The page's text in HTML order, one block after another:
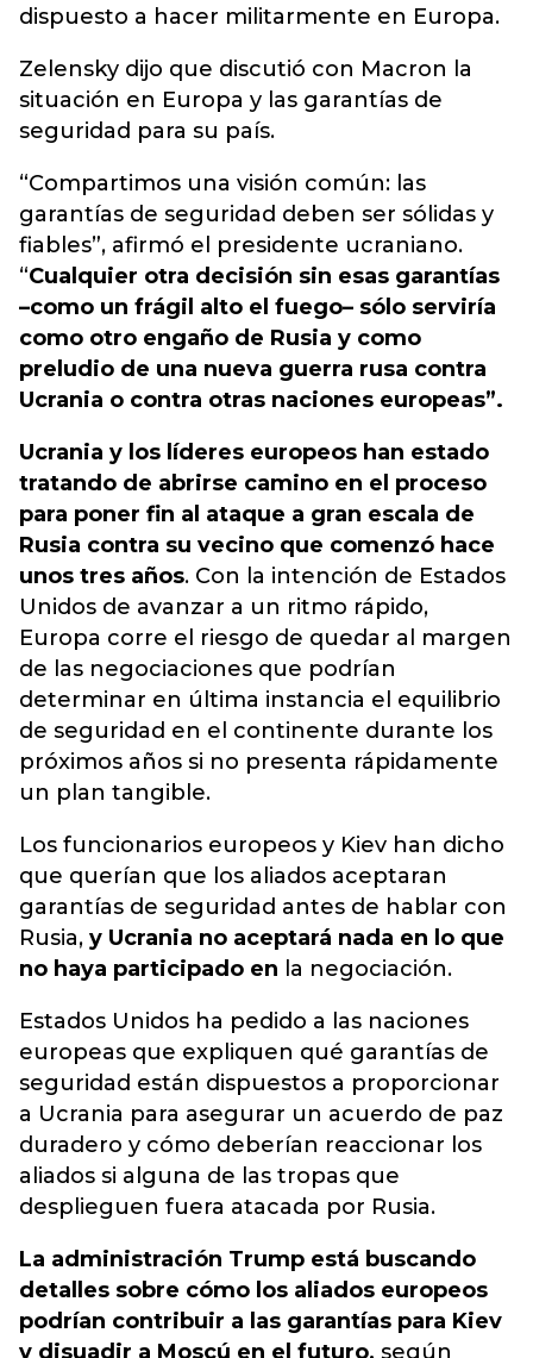
dispuesto a hacer militarmente en Europa.
Zelensky dijo que discutió con Macron la
situación en Europa y las garantías de
seguridad para su país.
“Compartimos una visión común: las
garantías de seguridad deben ser sólidas y
fiables”, afirmó el presidente ucraniano.
“Cualquier otra decisión sin esas garantías
–como un frágil alto el fuego– sólo serviría
como otro engaño de Rusia y como
preludio de una nueva guerra rusa contra
Ucrania o contra otras naciones europeas”.
Ucrania y los líderes europeos han estado
tratando de abrirse camino en el proceso
para poner fin al ataque a gran escala de
Rusia contra su vecino que comenzó hace
unos tres años. Con la intención de Estados
Unidos de avanzar a un ritmo rápido,
Europa corre el riesgo de quedar al margen
de las negociaciones que podrían
determinar en última instancia el equilibrio
de seguridad en el continente durante los
próximos años si no presenta rápidamente
un plan tangible.
Los funcionarios europeos y Kiev han dicho
que querían que los aliados aceptaran
garantías de seguridad antes de hablar con
Rusia, y Ucrania no aceptará nada en lo que
no haya participado en la negociación.
Estados Unidos ha pedido a las naciones
europeas que expliquen qué garantías de
seguridad están dispuestos a proporcionar
a Ucrania para asegurar un acuerdo de paz
duradero y cómo deberían reaccionar los
aliados si alguna de las tropas que
desplieguen fuera atacada por Rusia.
La administración Trump está buscando
detalles sobre cómo los aliados europeos
podrían contribuir a las garantías para Kiev
y disuadir a Moscú en el futuro, según